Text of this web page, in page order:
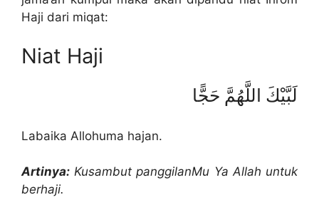
Haji dari miqat:
Niat Haji
لَبَّيْكَ اللَّهُمَّ حَجًّا
Labaika Allohuma hajan.
Artinya: Kusambut panggilanMu Ya Allah untuk
berhaji.